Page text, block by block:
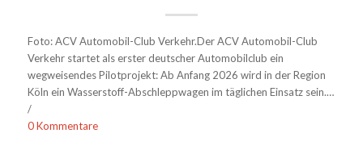
Foto: ACV Automobil-Club Verkehr.Der ACV Automobil-Club
Verkehr startet als erster deutscher Automobilclub ein
wegweisendes Pilotprojekt: Ab Anfang 2026 wird in der Region
Köln ein Wasserstoff-Abschleppwagen im täglichen Einsatz sein.…
/
0 Kommentare